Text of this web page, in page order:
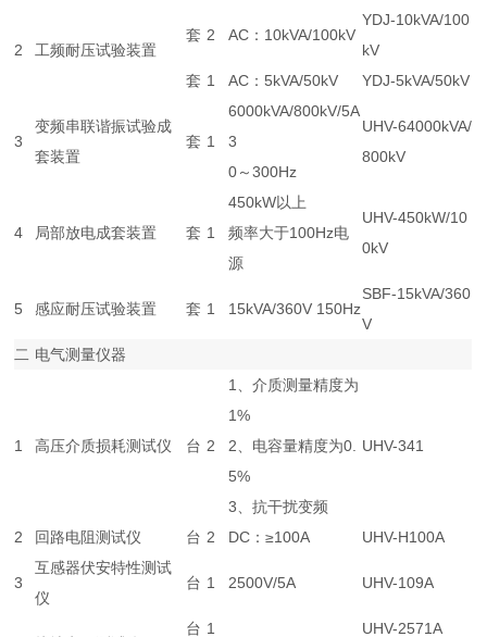
2 工频耐压试验装置
套 2 AC：10kVA/100kV
YDJ-10kVA/100
kV
套 1 AC：5kVA/50kV YDJ-5kVA/50kV
3
变频串联谐振试验成
套装置
套 1
6000kVA/800kV/5A
3
0～300Hz
UHV-64000kVA/
800kV
4 局部放电成套装置 套 1
450kW以上
频率大于100Hz电
源
UHV-450kW/10
0kV
5 感应耐压试验装置 套 1 15kVA/360V 150Hz
SBF-15kVA/360
V
二 电气测量仪器
1 高压介质损耗测试仪 台 2
1、介质测量精度为
1%
2、电容量精度为0.
5%
3、抗干扰变频
UHV-341
2 回路电阻测试仪 台 2 DC：≥100A UHV-H100A
3
互感器伏安特性测试
仪
台 1 2500V/5A UHV-109A
台 1 UHV-2571A